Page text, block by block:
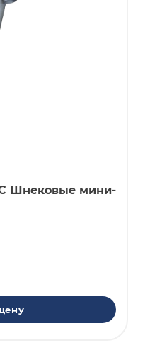
Шнековые мини-